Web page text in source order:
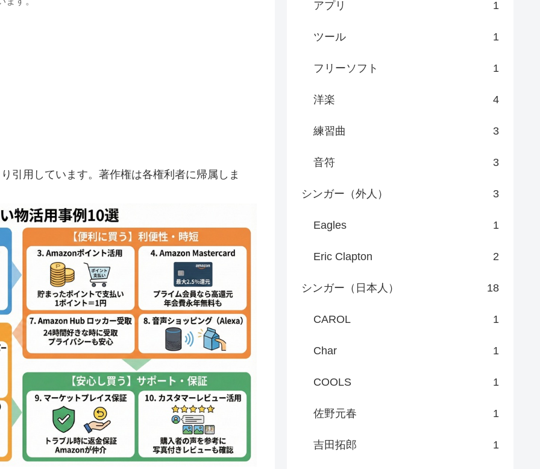
引用しています。著作権は各権利者に帰属しま
アプリ 1
ツール 1
フリーソフト 1
洋楽 4
練習曲 3
音符 3
シンガー（外人） 3
Eagles 1
Eric Clapton 2
シンガー（日本人） 18
CAROL 1
Char 1
COOLS 1
佐野元春 1
吉田拓郎 1